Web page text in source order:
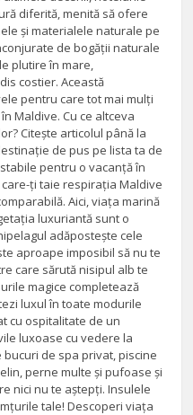
diferită, menită să ofere
și materialele naturale pe
de bogății naturale
plutire în mare,
costier. Această
pentru care tot mai mulți
Maldive. Cu ce altceva
Citește articolul până la
de pus pe lista ta de
pentru o vacanță în
ți taie respirația Maldive
Aici, viața marină
luxuriantă sunt o
adăpostește cele
aproape imposibil să nu te
care sărută nisipul alb te
magice completează
luxul în toate modurile
cu ospitalitate de un
luxoase cu vedere la
de spa privat, piscine
perne multe și pufoase și
nici nu te aștepți. Insulele
tale! Descoperi viața